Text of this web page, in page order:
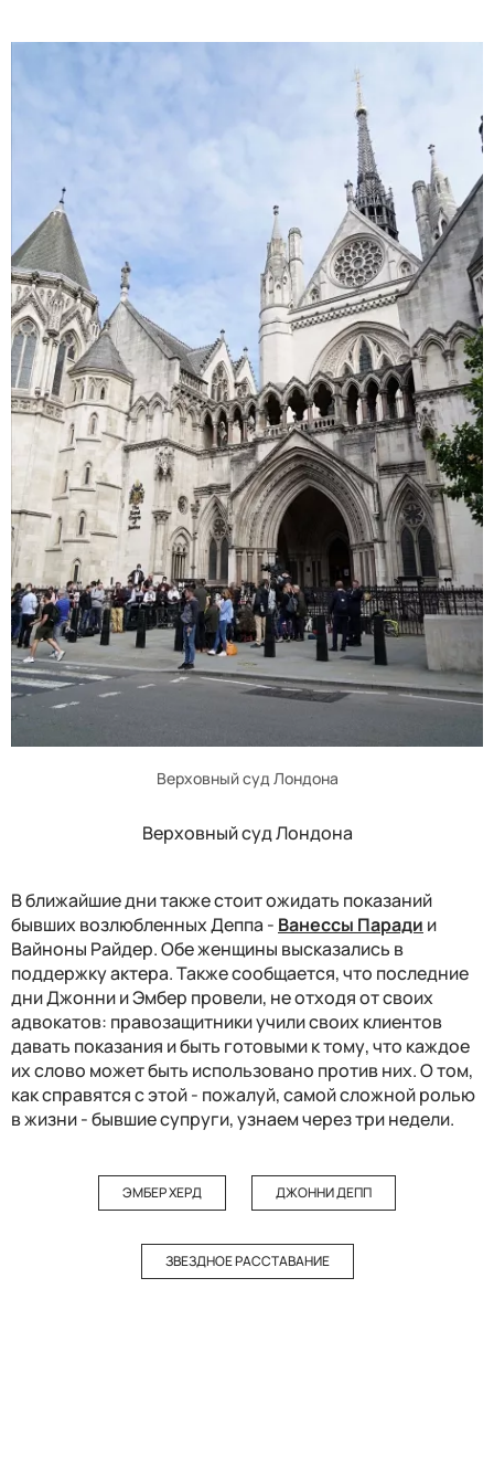
Верховный суд Лондона
Верховный суд Лондона
В ближайшие дни также стоит ожидать показаний
бывших возлюбленных Деппа - Ванессы Паради и
Вайноны Райдер. Обе женщины высказались в
поддержку актера. Также сообщается, что последние
дни Джонни и Эмбер провели, не отходя от своих
адвокатов: правозащитники учили своих клиентов
давать показания и быть готовыми к тому, что каждое
их слово может быть использовано против них. О том,
как справятся с этой - пожалуй, самой сложной ролью
в жизни - бывшие супруги, узнаем через три недели.
ЭМБЕР ХЕРД ДЖОННИ ДЕПП
ЗВЕЗДНОЕ РАССТАВАНИЕ